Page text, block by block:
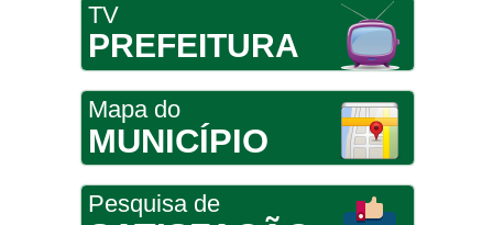
TV
PREFEITURA
Mapa do
MUNICÍPIO
Pesquisa de